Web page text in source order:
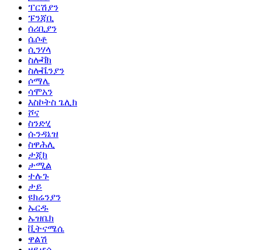
ፐርሽያን
ፑንጃቢ
ሰሪቢያን
ሴሶቶ
ሲንሃላ
ስሎቫክ
ስሎቬንያን
ሶማሌ
ሳሞአን
እስኮትስ ጌሊክ
ሾና
ስንድሂ
ሱንዳኔዝ
ስዋሕሊ
ታጂክ
ታሚል
ተሉጉ
ታይ
ዩክሬንያን
ኡርዱ
ኡዝቤክ
ቪትናሜሴ
ዋልሽ